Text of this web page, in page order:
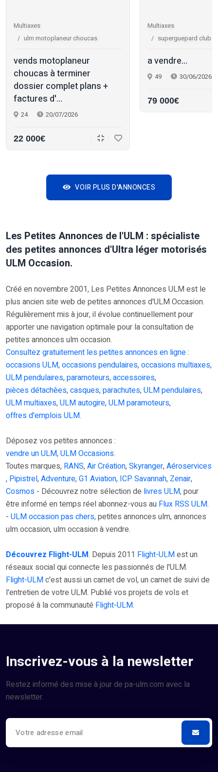
Multiaxes
ulm motoplaneur choucas
vends motoplaneur
choucas à terminer
dossier complet plans +
factures d'...
24 20/07/2026
22 000€
Multiaxes
superguepard club
a vendre...
49 30/06/2026
79 000€
VOIR PLUS D'ANNONCES
Les Petites Annonces de l'ULM : spécialiste
des petites annonces d'Ultra léger motorisés
ULM Occasion.
Créé en novembre 2001, Les Petites Annonces ULM est le
plus ancien site web de petites annonces d'ULM Occasion.
Régulièrement mis à jour, il évolue continuellement pour
apporter une navigation optimale pour la consultation de
petites annonces ulm occasion.
Consultez gratuitement les petites annonces en ligne:
occasions ULM,occasions pendulaires,occasions multiaxes,
ULM pendulaires,paramoteurs,accessoires,
pièces détachèes,casques,parachutes,ULM pendulaires,
ULM multiaxes,ULM autogire,ULM paramoteurs,
offres d'emplois ULM.
Déposez vos petites annonces :
vendre un ULM, ULM Occasions.
Toutes marques, RANS,Air Création,Skyranger,Aéroservices
, Pipistrel,Adventure,G1 Aviation, ICP Savannah, Zenair,
Cosmos - Découvrez notre sélection de livres ULM,pour
être informé en temps réel abonnez-vous au Flux RSS ULM.
- ULM occasion pas chers,petites annonces ulm, annonces
ulm occasion, ulm occasion à vendre.
Découvrez Flight-ULM. Depuis 2011 Flight-ULMest un
réseaux social qui connecte les passionnés de l'ULM.
Flight-ULMc'est aussi un carnet de vol, un carnet de suivi de
l'entretien de votre ULM. Publié vos projets de vols et
proposé à la communauté Flight-ULM.
Inscrivez-vous à la newsletter
Restez informé des mise à jour de pa-ulm.com avec la
newsletter.